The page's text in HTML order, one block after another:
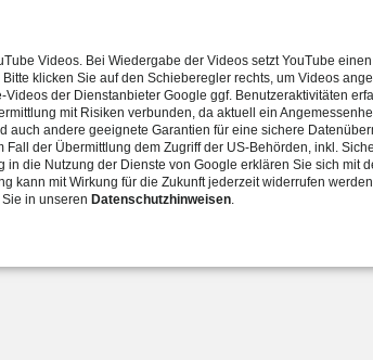
weiter
Videos. Bei Wiedergabe der Videos setzt YouTube
klicken Sie auf den Schieberegler rechts, um Videos
Videos der Dienstanbieter Google ggf. Benutzeraktivitäten
mit Risiken verbunden, da aktuell ein
auch andere geeignete Garantien für eine sichere
Fall der Übermittlung dem Zugriff der US-Behörden, inkl.
in die Nutzung der Dienste von Google erklären Sie sich mit
kann mit Wirkung für die Zukunft jederzeit widerrufen
in unseren Datenschutzhinweisen.